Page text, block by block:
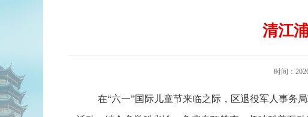
清江
时间：
在“六一”国际儿童节来临之际，区退役军人事务局